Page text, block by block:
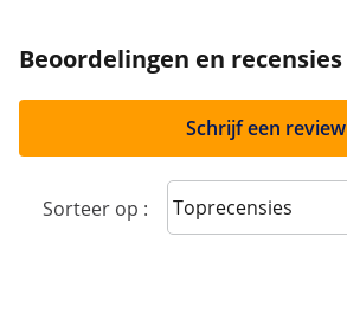
Beoordelingen en recensies
Schrijf een review
Sorteer op : Sort reviews